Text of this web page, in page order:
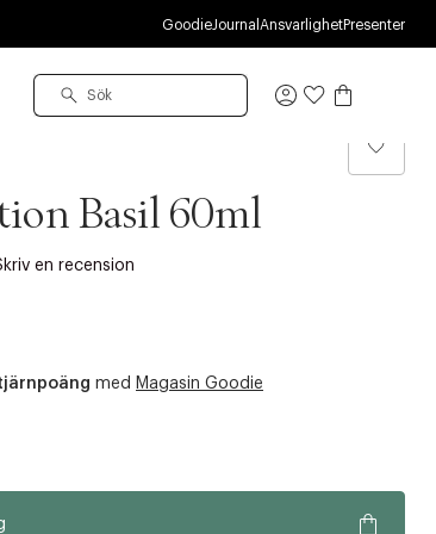
GoodieJournal AnsvarlighetPresenter
Logga
Basil 60ml
en recension
med Magasin Goodie